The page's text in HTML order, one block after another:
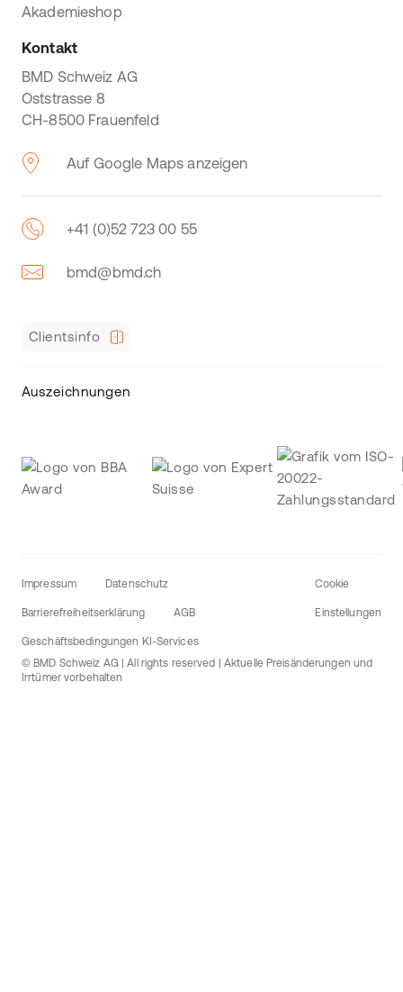
Akademieshop
Kontakt
BMD Schweiz AG
Oststrasse 8
CH-8500 Frauenfeld
Auf Google Maps anzeigen
+41 (0)52 723 00 55
bmd@bmd.ch
Clientsinfo
Auszeichnungen
Impressum Datenschutz
Barrierefreiheitserklärung AGB
Geschäftsbedingungen KI-Services
Cookie
Einstellungen
© BMD Schweiz AG | All rights reserved | Aktuelle Preisänderungen und
Irrtümer vorbehalten